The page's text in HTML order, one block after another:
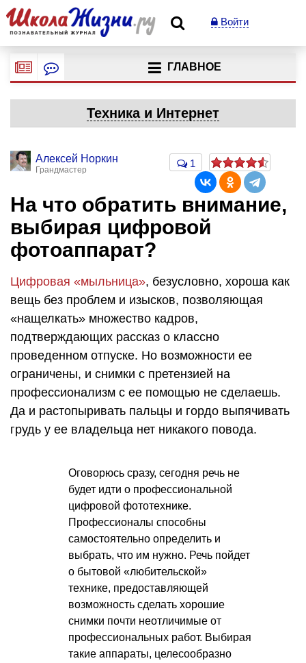
Войти
ГЛАВНОЕ
Техника и Интернет
Алексей Норкин
Грандмастер
1
На что обратить внимание,
выбирая цифровой
фотоаппарат?
Цифровая «мыльница», безусловно, хороша как
вещь без проблем и изысков, позволяющая
«нащелкать» множество кадров,
подтверждающих рассказ о классно
проведенном отпуске. Но возможности ее
ограничены, и снимки с претензией на
профессионализм с ее помощью не сделаешь.
Да и растопыривать пальцы и гордо выпячивать
грудь у ее владельца нет никакого повода.
Оговорюсь сразу, сегодня речь не
будет идти о профессиональной
цифровой фототехнике.
Профессионалы способны
самостоятельно определить и
выбрать, что им нужно. Речь пойдет
о бытовой «любительской»
технике, предоставляющей
возможность сделать хорошие
снимки почти неотличимые от
профессиональных работ. Выбирая
такие аппараты, целесообразно